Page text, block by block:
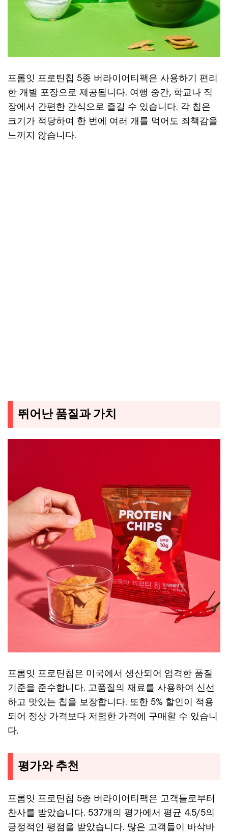
프롬잇 프로틴칩 5종 버라이어티팩은 사용하기 편리
한 개별 포장으로 제공됩니다. 여행 중간, 학교나 직
장에서 간편한 간식으로 즐길 수 있습니다. 각 칩은
크기가 적당하여 한 번에 여러 개를 먹어도 죄책감을
느끼지 않습니다.
뛰어난 품질과 가치
프롬잇 프로틴칩은 미국에서 생산되어 엄격한 품질
기준을 준수합니다. 고품질의 재료를 사용하여 신선
하고 맛있는 칩을 보장합니다. 또한 5% 할인이 적용
되어 정상 가격보다 저렴한 가격에 구매할 수 있습니
다.
평가와 추천
프롬잇 프로틴칩 5종 버라이어티팩은 고객들로부터
찬사를 받았습니다. 537개의 평가에서 평균 4.5/5의
긍정적인 평점을 받았습니다. 많은 고객들이 바삭바